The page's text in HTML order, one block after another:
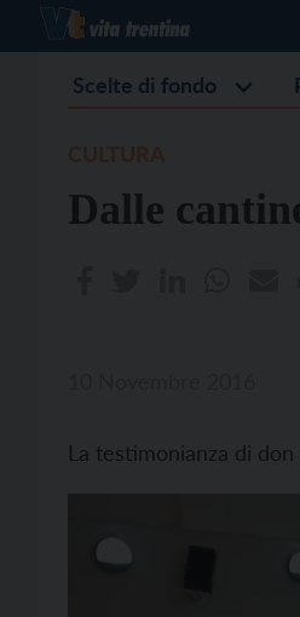
Scelte di fondo
Dalle
La testimonianza di